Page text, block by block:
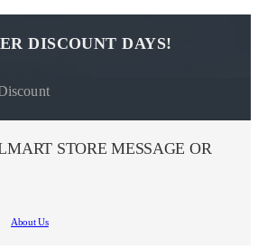
DISCOUNT DAYS!
STORE MESSAGE OR
About Us